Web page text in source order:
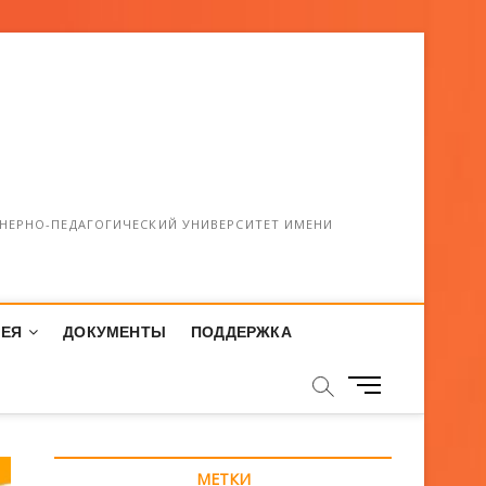
ПЕДАГОГИЧЕСКИЙ УНИВЕРСИТЕТ ИМЕНИ
ДОКУМЕНТЫ ПОДДЕРЖКА
М
ю
МЕТКИ